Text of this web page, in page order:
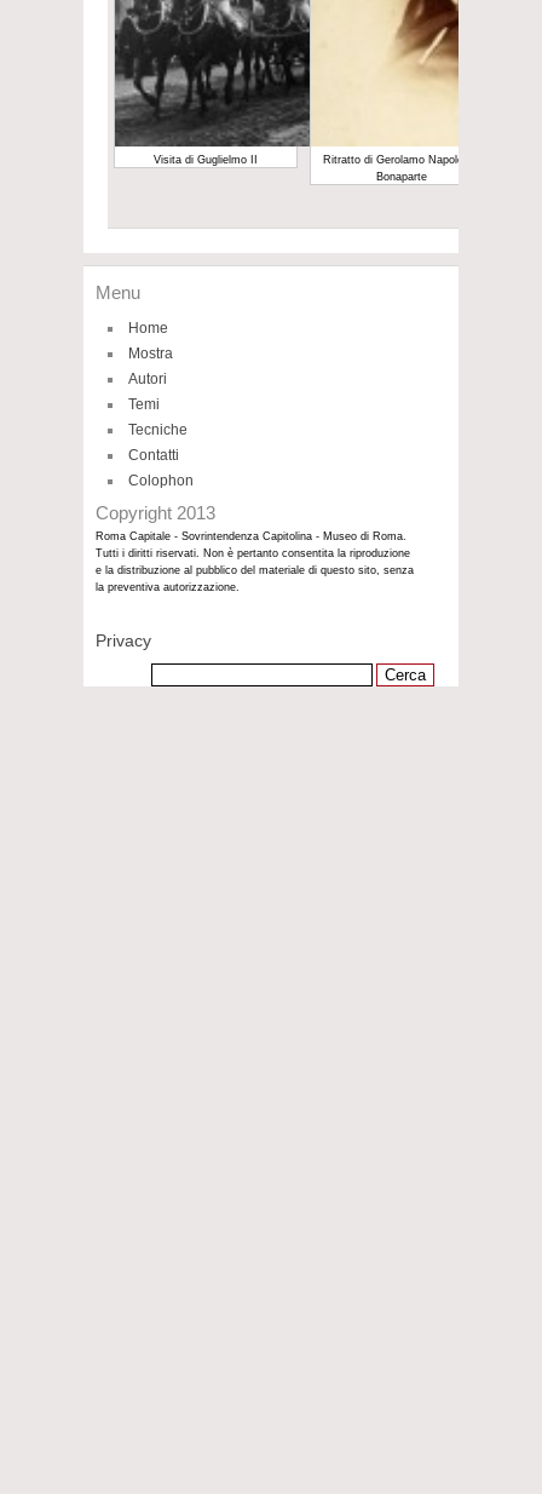
Visita di Guglielmo II
Ritratto di Gerolamo Napoleone
Bonaparte
Menu
Home
Mostra
Autori
Temi
Tecniche
Contatti
Colophon
Copyright 2013
Roma Capitale - Sovrintendenza Capitolina - Museo di Roma.
Tutti i diritti riservati. Non è pertanto consentita la riproduzione
e la distribuzione al pubblico del materiale di questo sito, senza
la preventiva autorizzazione.
Privacy